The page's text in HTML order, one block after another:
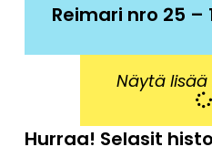
Reimari nro 25 –
Näytä
Hurraa! Selasit